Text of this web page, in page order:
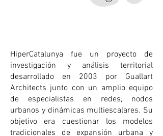
HiperCatalunya fue un proyecto de
investigación y análisis territorial
desarrollado en 2003 por Guallart
Architects junto con un amplio equipo
de especialistas en redes, nodos
urbanos y dinámicas multiescalares. Su
objetivo era cuestionar los modelos
tradicionales de expansión urbana y